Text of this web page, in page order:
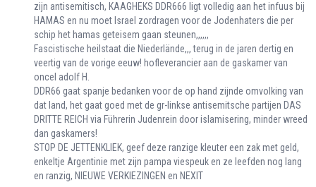
zijn antisemitisch, KAAGHEKS DDR666 ligt volledig aan het infuus bij
HAMAS en nu moet Israel zordragen voor de Jodenhaters die per
schip het hamas geteisem gaan steunen,,,,,,
Fascistische heilstaat die Niederlände,,, terug in de jaren dertig en
veertig van de vorige eeuw! hofleverancier aan de gaskamer van
oncel adolf H.
DDR66 gaat spanje bedanken voor de op hand zijnde omvolking van
dat land, het gaat goed met de gr-linkse antisemitsche partijen DAS
DRITTE REICH via Führerin Judenrein door islamisering, minder wreed
dan gaskamers!
STOP DE JETTENKLIEK, geef deze ranzige kleuter een zak met geld,
enkeltje Argentinie met zijn pampa viespeuk en ze leefden nog lang
en ranzig, NIEUWE VERKIEZINGEN en NEXIT